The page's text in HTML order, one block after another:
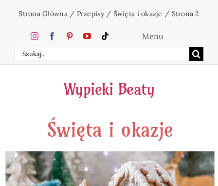
zawartości
Strona Główna/ Przepisy/ Święta i okazje / Strona 2
Szukaj
Menu
Home
Ciasta
Desery
Święta
Wypieki Beaty
Święta i okazje